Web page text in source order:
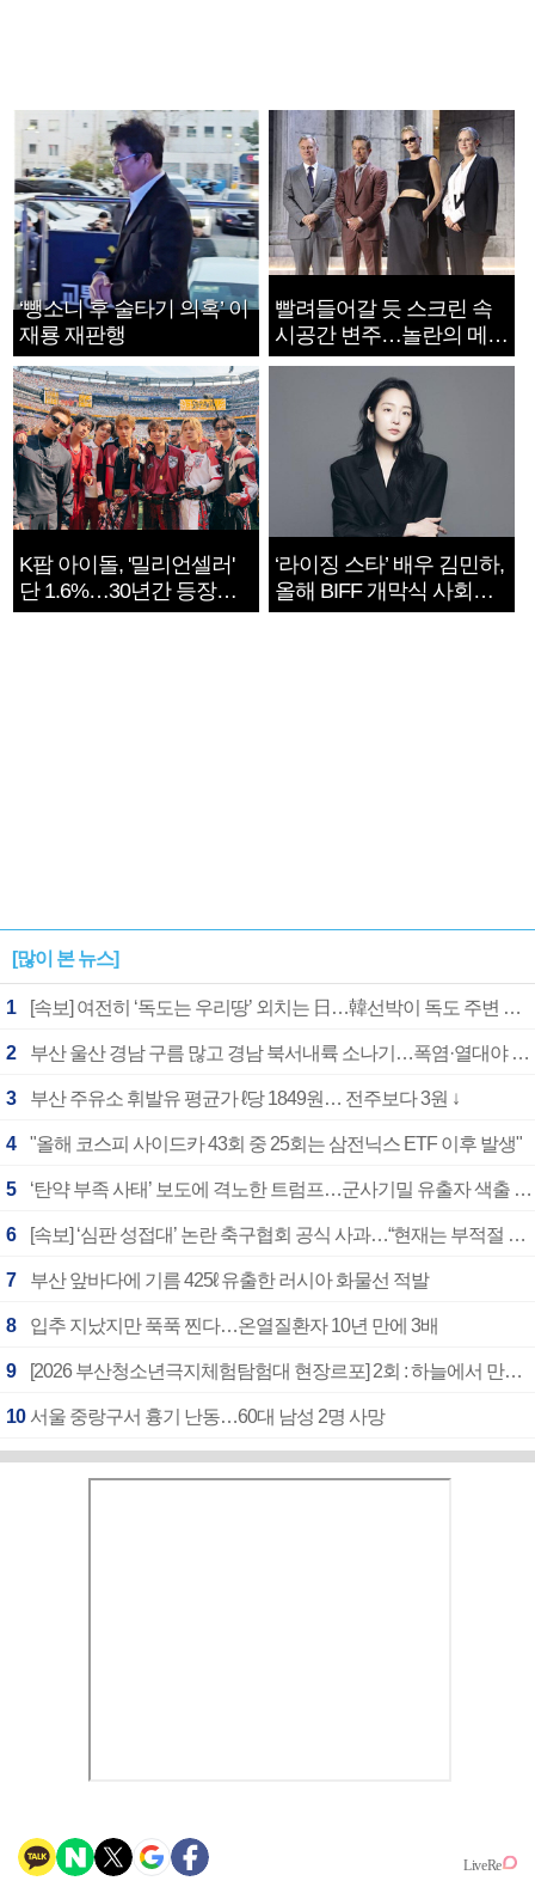
‘뺑소니 후 술타기 의혹’ 이
재룡 재판행
빨려들어갈 듯 스크린 속
시공간 변주…놀란의 메시
지는 ‘전쟁 속죄’
K팝 아이돌, '밀리언셀러'
단 1.6%…30년간 등장
1182개팀 전수조사
‘라이징 스타’ 배우 김민하,
올해 BIFF 개막식 사회자
확정
[많이 본 뉴스]
1 [속보] 여전히 ‘독도는 우리땅’ 외치는 日…韓선박이 독도 주변 해양조사 활동하자 반발
2 부산 울산 경남 구름 많고 경남 북서내륙 소나기…폭염·열대야 계속
3 부산 주유소 휘발유 평균가 ℓ당 1849원… 전주보다 3원 ↓
4 "올해 코스피 사이드카 43회 중 25회는 삼전닉스 ETF 이후 발생"
5 ‘탄약 부족 사태’ 보도에 격노한 트럼프…군사기밀 유출자 색출 지시
6 [속보] ‘심판 성접대’ 논란 축구협회 공식 사과…“현재는 부적절 행위 없어”
7 부산 앞바다에 기름 425ℓ 유출한 러시아 화물선 적발
8 입추 지났지만 푹푹 찐다…온열질환자 10년 만에 3배
9 [2026 부산청소년극지체험탐험대 현장르포] 2회 : 하늘에서 만난 얼음의 나라
10 서울 중랑구서 흉기 난동…60대 남성 2명 사망